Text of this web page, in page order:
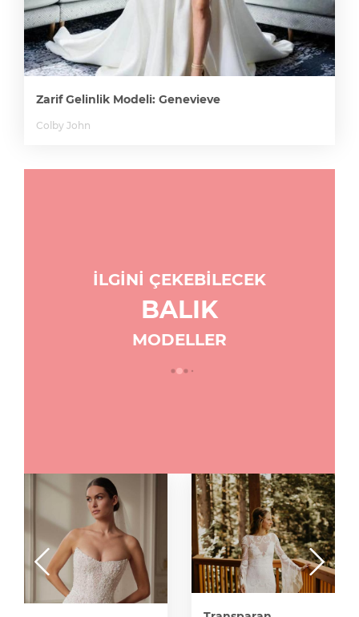
Zarif Gelinlik Modeli: Genevieve
Colby John
İLGİNİ ÇEKEBİLECEK
BALIK
MODELLER